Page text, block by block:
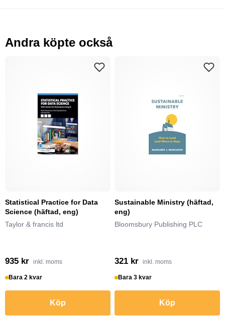
Andra köpte också
Statistical Practice for Data
Science (häftad, eng)
Taylor & francis ltd
935 kr inkl. moms
Bara 2 kvar
Köp
Sustainable Ministry (häftad,
eng)
Bloomsbury Publishing PLC
321 kr inkl. moms
Bara 3 kvar
Köp